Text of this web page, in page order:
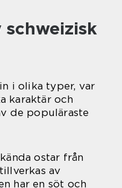
schweizisk
i olika typer, var
karaktär och
de populäraste
ostar från
av
har en söt och